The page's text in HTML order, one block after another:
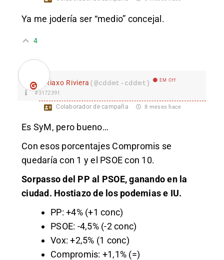
Ya me jodería ser “medio” concejal.
4
Riaxo Riviera (@cddmt-cddmt) EM Off
#3172391
Colaborador de campaña 8 meses hace
Es SyM, pero bueno…
Con esos porcentajes Compromis se
quedaría con 1 y el PSOE con 10.
Sorpasso del PP al PSOE, ganando en la
ciudad. Hostiazo de los podemias e IU.
PP: +4% (+1 conc)
PSOE: -4,5% (-2 conc)
Vox: +2,5% (1 conc)
Compromis: +1,1% (=)